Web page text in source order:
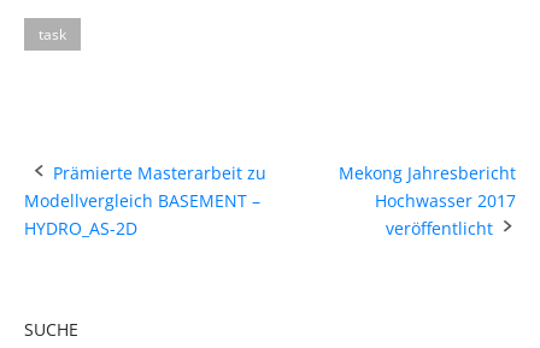
task
Post
navigation
Prämierte Masterarbeit zu
Modellvergleich BASEMENT –
HYDRO_AS-2D
Mekong Jahresbericht
Hochwasser 2017
veröffentlicht
SUCHE